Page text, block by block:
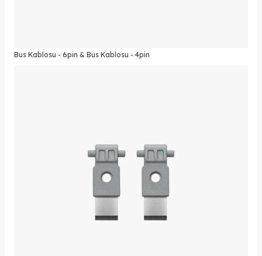
Bus Kablosu - 6pin & Bus Kablosu - 4pin